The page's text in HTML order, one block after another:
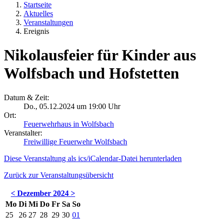
Startseite
Aktuelles
Veranstaltungen
Ereignis
Nikolausfeier für Kinder aus
Wolfsbach und Hofstetten
Datum & Zeit:
Do., 05.12.2024 um 19:00 Uhr
Ort:
Feuerwehrhaus in Wolfsbach
Veranstalter:
Freiwillige Feuerwehr Wolfsbach
Diese Veranstaltung als ics/iCalendar-Datei herunterladen
Zurück zur Veranstaltungsübersicht
< Dezember 2024 >
Mo Di Mi Do Fr Sa So
25
26 27 28 29 30 01